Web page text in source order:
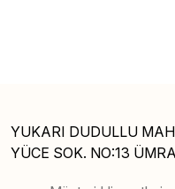
YUKARI DUDULLU
YÜCE SOK. NO:13